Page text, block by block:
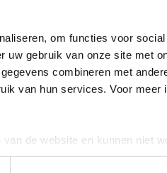
om functies voor
uw gebruik van onze site met
combineren met
van hun services. Voor meer
de website en kunnen niet
het gebruik van andere
Twizzit? Offrez-leur des
grandit